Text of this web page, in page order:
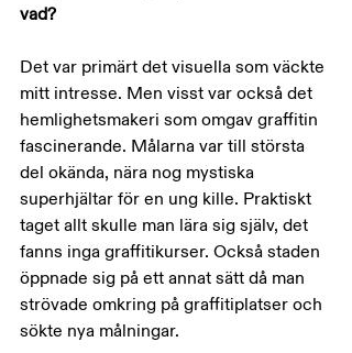
vad?
Det var primärt det visuella som väckte
mitt intresse. Men visst var också det
hemlighetsmakeri som omgav graffitin
fascinerande. Målarna var till största
del okända, nära nog mystiska
superhjältar för en ung kille. Praktiskt
taget allt skulle man lära sig själv, det
fanns inga graffitikurser. Också staden
öppnade sig på ett annat sätt då man
strövade omkring på graffitiplatser och
sökte nya målningar.